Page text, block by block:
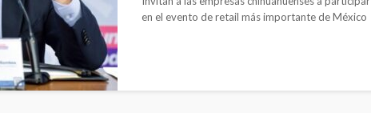
en el evento de retail más importante de México